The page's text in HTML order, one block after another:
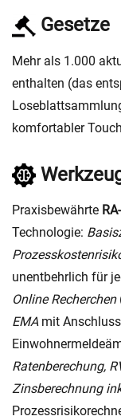
Gesetze
Mehr als 1.000
enthalten (das
komfortabler
Praxisbewährte
Technologie:
unentbehrlich für
Online Recherchen
EMAmit
Ratenberechung,
Zinsberechnung